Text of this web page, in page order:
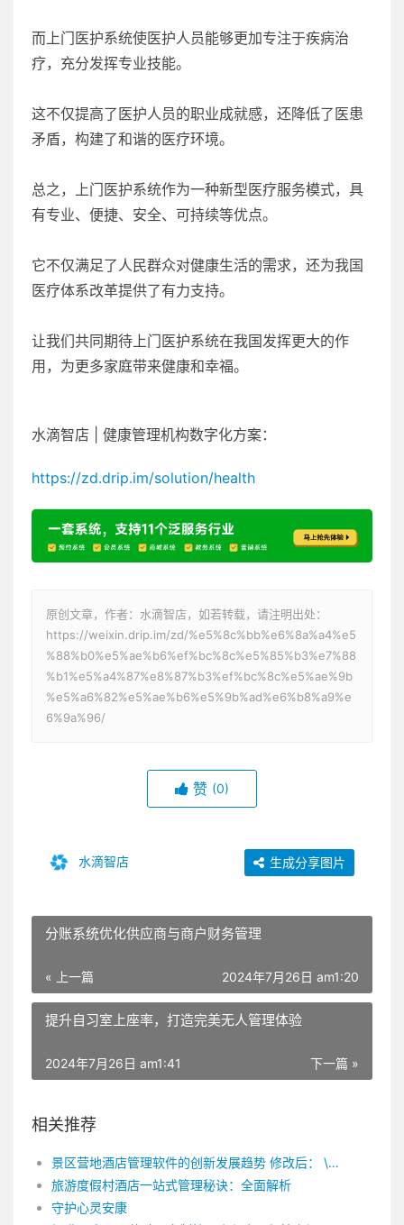
而上门医护系统使医护人员能够更加专注于疾病治
疗，充分发挥专业技能。
这不仅提高了医护人员的职业成就感，还降低了医患
矛盾，构建了和谐的医疗环境。
总之，上门医护系统作为一种新型医疗服务模式，具
有专业、便捷、安全、可持续等优点。
它不仅满足了人民群众对健康生活的需求，还为我国
医疗体系改革提供了有力支持。
让我们共同期待上门医护系统在我国发挥更大的作
用，为更多家庭带来健康和幸福。
水滴智店 | 健康管理机构数字化方案：
https://zd.drip.im/solution/health
原创文章，作者：水滴智店，如若转载，请注明出处：
https://weixin.drip.im/zd/%e5%8c%bb%e6%8a%a4%e5
%88%b0%e5%ae%b6%ef%bc%8c%e5%85%b3%e7%88
%b1%e5%a4%87%e8%87%b3%ef%bc%8c%e5%ae%9b
%e5%a6%82%e5%ae%b6%e5%9b%ad%e6%b8%a9%e
6%9a%96/
赞 (0)
水滴智店 生成分享图片
分账系统优化供应商与商户财务管理
« 上一篇 2024年7月26日 am1:20
提升自习室上座率，打造完美无人管理体验
下一篇 »
2024年7月26日 am1:41
相关推荐
景区营地酒店管理软件的创新发展趋势 修改后： \景区酒店管理软件的创新发展态势\
旅游度假村酒店一站式管理秘诀：全面解析
守护心灵安康